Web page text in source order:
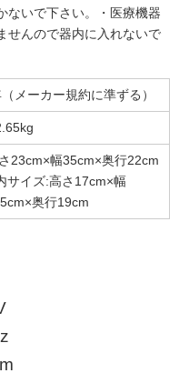
ないで下さい。・医療機器
せんので器内に入れないで
メーカー規約に準ずる）
23cm×幅35cm×奥行22cm
サイズ:高さ17cm×幅
奥行19cm